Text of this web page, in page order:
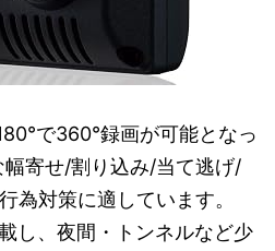
で360°録画が可能となっ
寄せ/割り込み/当て逃げ/
為対策に適しています。
し、夜間・トンネルなど少